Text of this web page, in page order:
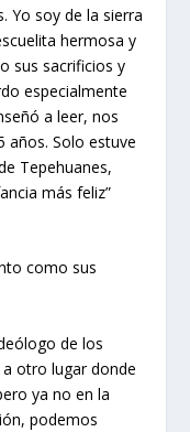
Yo soy de la sierra
hermosa y
sus sacrificios y
especialmente
a leer, nos
años. Solo estuve
Tepehuanes,
más feliz”
como sus
de los
otro lugar donde
ya no en la
podemos